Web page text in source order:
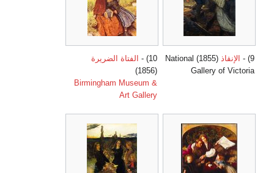
9) - الإنقاذ
(1855) National
Gallery of Victoria
10) -
الفتاة الضريرة
(1856)
Birmingham Museum &
Art Gallery